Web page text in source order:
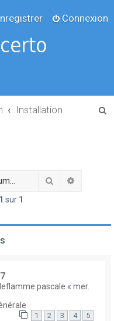
Connexion
Installation
h
Rechercher
1 sur 1
pascale « mer.
1 2 3 4 5